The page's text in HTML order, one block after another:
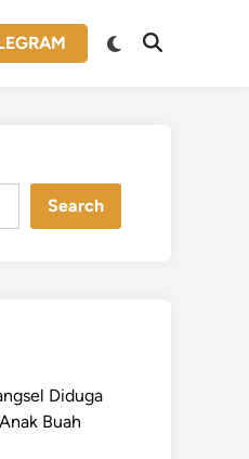
Switch
Open
Search
Diduga
Buah